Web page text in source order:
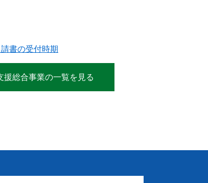
書の受付時期
援総合事業の一覧を見る